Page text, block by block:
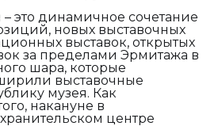
это динамичное сочетание
новых выставочных
выставок, открытых
за пределами Эрмитажа в
шара, которые
выставочные
музея. Как
накануне в
центре